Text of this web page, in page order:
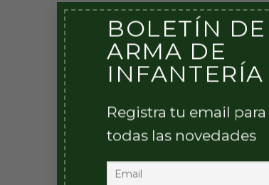
BOLETÍN
ARMA DE
INFANTERÍA
Registra tu email
todas las novedades